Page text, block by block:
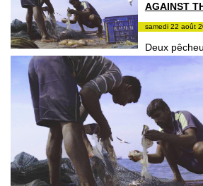
AGAINST
samedi 22 août
Deux